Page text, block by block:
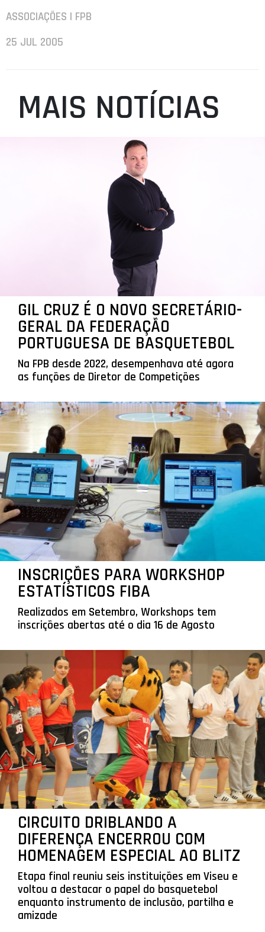
ASSOCIAÇÕES | FPB
25 JUL 2005
MAIS NOTÍCIAS
GIL CRUZ É O NOVO SECRETÁRIO-
GERAL DA FEDERAÇÃO
PORTUGUESA DE BASQUETEBOL
Na FPB desde 2022, desempenhava até agora
as funções de Diretor de Competições
INSCRIÇÕES PARA WORKSHOP
ESTATÍSTICOS FIBA
Realizados em Setembro, Workshops tem
inscrições abertas até o dia 16 de Agosto
CIRCUITO DRIBLANDO A
DIFERENÇA ENCERROU COM
HOMENAGEM ESPECIAL AO BLITZ
Etapa final reuniu seis instituições em Viseu e
voltou a destacar o papel do basquetebol
enquanto instrumento de inclusão, partilha e
amizade